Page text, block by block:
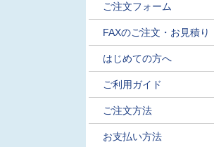
ご注文フォーム
FAXのご注文・お見積り
はじめての方へ
ご利用ガイド
ご注文方法
お支払い方法